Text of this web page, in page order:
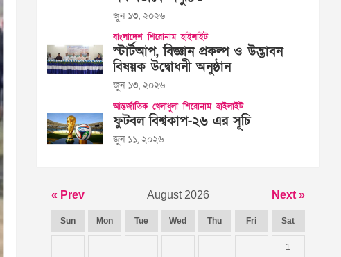
জুন ১৩, ২০২৬
বাংলাদেশ শিরোনাম হাইলাইট
স্টার্টআপ, বিজ্ঞান প্রকল্প ও উদ্ভাবন
বিষয়ক উদ্বোধনী অনুষ্ঠান
জুন ১৩, ২০২৬
আন্তর্জাতিক খেলাধুলা শিরোনাম হাইলাইট
ফুটবল বিশ্বকাপ-২৬ এর সূচি
জুন ১১, ২০২৬
« Prev August 2026 Next »
Sun Mon Tue Wed Thu Fri Sat
1